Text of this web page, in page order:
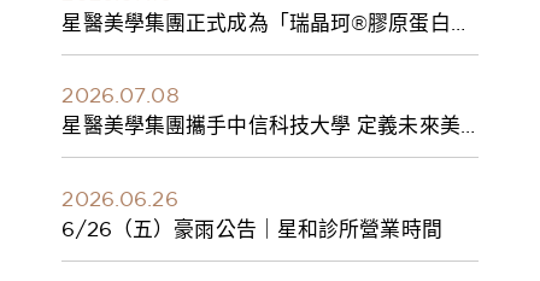
星醫美學集團正式成為「瑞晶珂®膠原蛋白植
入劑」台灣獨家總代理
2026.07.08
星醫美學集團攜手中信科技大學 定義未來美
學人才新標準 建構健康美學產學共育模式 串
2026.06.26
6/26（五）豪雨公告｜星和診所營業時間